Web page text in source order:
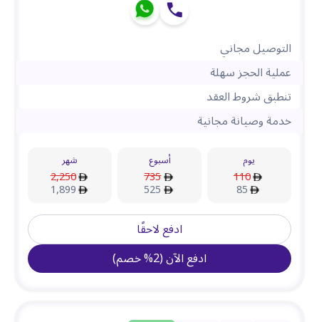
التوصيل مجاني
عملية الحجز سهلة
تنطبق شروط العقد
خدمة وصيانة مجانية
يوم
110
85
أسبوع
735
525
شهر
2,250
1,899
ادفع لاحقًا
ادفع الآن(
2
%خصم)